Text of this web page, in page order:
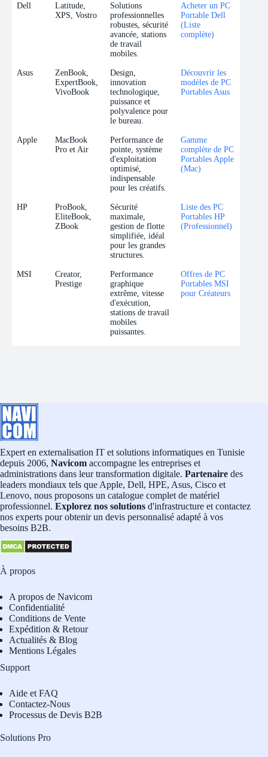
Dell
Latitude,
XPS, Vostro
Solutions
professionnelles
robustes, sécurité
avancée, stations
de travail
mobiles.
Acheter un PC
Portable Dell
(Liste
complète)
Asus
ZenBook,
ExpertBook,
VivoBook
Design,
innovation
technologique,
puissance et
polyvalence pour
le bureau.
Découvrir les
modèles de PC
Portables Asus
Apple
MacBook
Pro et Air
Performance de
pointe, système
d'exploitation
optimisé,
indispensable
pour les créatifs.
Gamme
complète de PC
Portables Apple
(Mac)
HP
ProBook,
EliteBook,
ZBook
Sécurité
maximale,
gestion de flotte
simplifiée, idéal
pour les grandes
structures.
Liste des PC
Portables HP
(Professionnel)
MSI
Creator,
Prestige
Performance
graphique
extrême, vitesse
d'exécution,
stations de travail
mobiles
puissantes.
Offres de PC
Portables MSI
pour Créateurs
Expert en externalisation IT et solutions informatiques en Tunisie
depuis 2006, Navicom accompagne les entreprises et
administrations dans leur transformation digitale. Partenaire des
leaders mondiaux tels que Apple, Dell, HPE, Asus, Cisco et
Lenovo, nous proposons un catalogue complet de matériel
professionnel. Explorez nos solutions d'infrastructure et contactez
nos experts pour obtenir un devis personnalisé adapté à vos
besoins B2B.
À propos
A propos de Navicom
Confidentialité
Conditions de Vente
Expédition & Retour
Actualités & Blog
Mentions Légales
Support
Aide et FAQ
Contactez-Nous
Processus de Devis B2B
Solutions Pro